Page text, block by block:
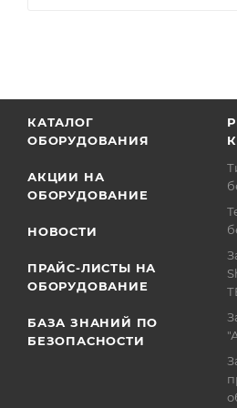
КАТАЛОГ
ОБОРУДОВАНИЯ
АКЦИИ НА
ОБОРУДОВАНИЕ
НОВОСТИ
ПРАЙС-ЛИСТЫ НА
ОБОРУДОВАНИЕ
БАЗА ЗНАНИЙ ПО
БЕЗОПАСНОСТИ